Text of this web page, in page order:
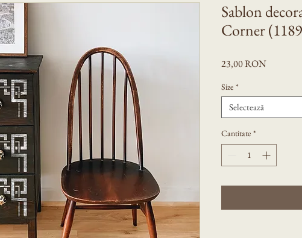
Sablon
Corner
23,00 RONPreț
Size *
Selectează
Cantitate *